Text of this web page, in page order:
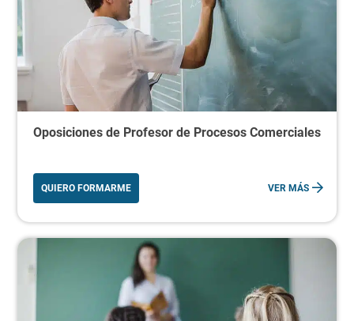
Oposiciones de Profesor de Procesos Comerciales
QUIERO FORMARME VER MÁS